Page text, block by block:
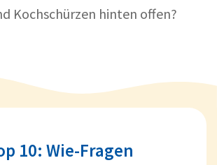
Kochschürzen hinten offen?
10: Wie-Fragen